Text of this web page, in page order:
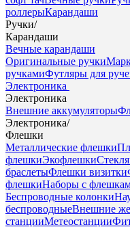
роллерыКарандаши
Ручки/
Карандаши
Вечные карандаши
Оригинальные ручки
ручкамиФутляры для
Электроника
Электроника
Внешние аккумуляторы
Электроника/
Флешки
Металлические флешки
флешкиЭкофлешки
браслетыФлешки визитки
флешкиНаборы с
Беспроводные колонки
беспроводныеВнешние
станцииМетеостанции